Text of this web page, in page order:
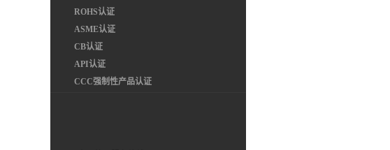
ROHS认证
ASME认证
CB认证
API认证
CCC强制性产品认证